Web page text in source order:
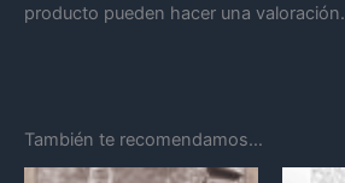
producto pueden hacer una valoración.
También te recomendamos…